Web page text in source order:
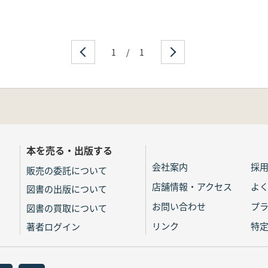
1 / 1
本を売る・出版する
販売の委託について
図書の出版について
図書の買取について
著者ログイン
会社案内
採
店舗情報・アクセス
よ
お問い合わせ
プ
リンク
特